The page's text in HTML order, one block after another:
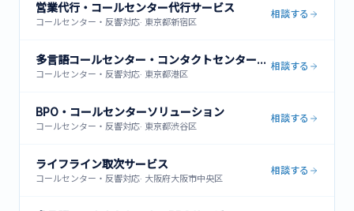
営業代行・コールセンター代行サービス
コールセンター・反響対応· 東京都新宿区
相談する
多言語コールセンター・コンタクトセンター運営サービス
コールセンター・反響対応· 東京都港区
相談する
BPO・コールセンターソリューション
コールセンター・反響対応· 東京都渋谷区
相談する
ライフライン取次サービス
コールセンター・反響対応· 大阪府大阪市中央区
相談する